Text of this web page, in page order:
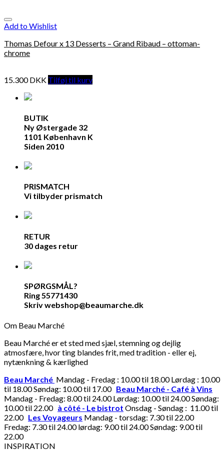
Add to Wishlist
Thomas Defour x 13 Desserts – Grand Ribaud – ottoman-
chrome
15.300DKK Tilføj til kurv
BUTIK
Ny Østergade 32
1101 København K
Siden 2010
PRISMATCH
Vi tilbyder prismatch
RETUR
30 dages retur
SPØRGSMÅL?
Ring 55771430
Skriv webshop@beaumarche.dk
Om Beau Marché
Beau Marché er et sted med sjæl, stemning og dejlig
atmosfære, hvor ting blandes frit, med tradition - eller ej,
nytænkning & kærlighed
Beau Marché Mandag - Fredag : 10.00 til 18.00 Lørdag : 10.00
til 18.00 Søndag: 10.00 til 17.00 Beau Marché - Café à Vins
Mandag - Fredag: 8.00 til 24.00 Lørdag: 10.00 til 24.00 Søndag:
10.00 til 22.00 à côté - Le bistrot Onsdag - Søndag : 11.00 til
22.00 Les Voyageurs Mandag - torsdag: 7.30 til 22.00
Fredag: 7.30 til 24.00 lørdag: 9.00 til 24.00 Søndag: 9.00 til
22.00
INSPIRATION